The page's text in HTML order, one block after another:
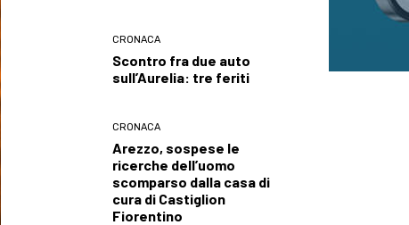
CRONACA
Scontro fra due auto
sull’Aurelia: tre feriti
CRONACA
Arezzo, sospese le
ricerche dell’uomo
scomparso dalla casa di
cura di Castiglion
Fiorentino